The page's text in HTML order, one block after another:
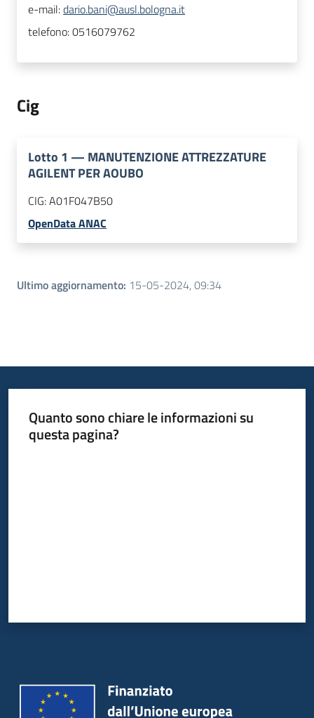
e-mail:dario.bani@ausl.bologna.it
telefono:0516079762
Cig
Lotto 1 — MANUTENZIONE ATTREZZATURE
AGILENT PER AOUBO
CIG:A01F047B50
OpenData ANAC
Ultimo aggiornamento: 15-05-2024, 09:34
Quanto sono chiare le informazioni su
questa pagina?